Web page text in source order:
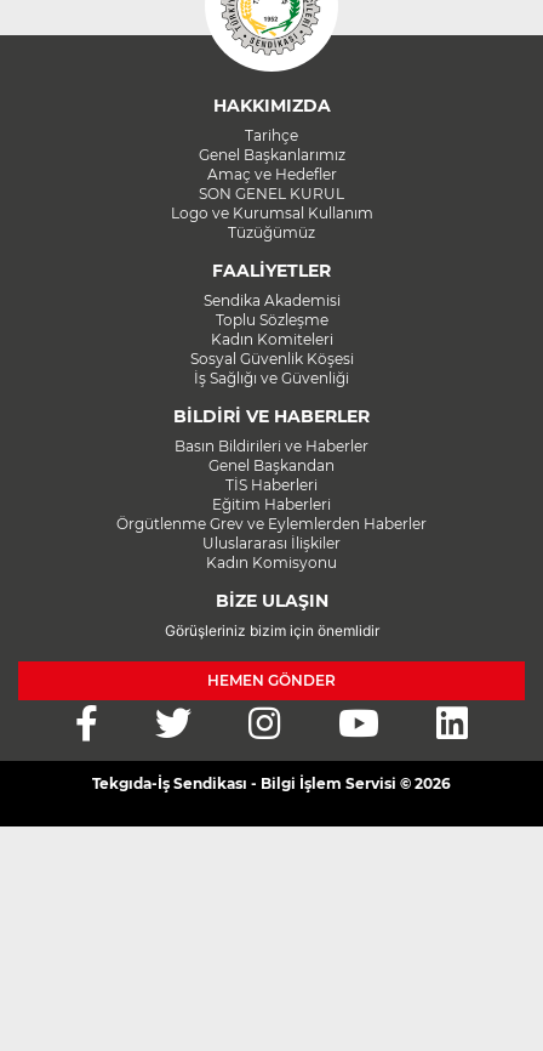
HAKKIMIZDA
Tarihçe
Genel Başkanlarımız
Amaç ve Hedefler
SON GENEL KURUL
Logo ve Kurumsal Kullanım
Tüzüğümüz
FAALİYETLER
Sendika Akademisi
Toplu Sözleşme
Kadın Komiteleri
Sosyal Güvenlik Köşesi
İş Sağlığı ve Güvenliği
BİLDİRİ VE HABERLER
Basın Bildirileri ve Haberler
Genel Başkandan
TİS Haberleri
Eğitim Haberleri
Örgütlenme Grev ve Eylemlerden Haberler
Uluslararası İlişkiler
Kadın Komisyonu
BİZE ULAŞIN
Görüşleriniz bizim için önemlidir
HEMEN GÖNDER
Tekgıda-İş Sendikası - Bilgi İşlem Servisi © 2026